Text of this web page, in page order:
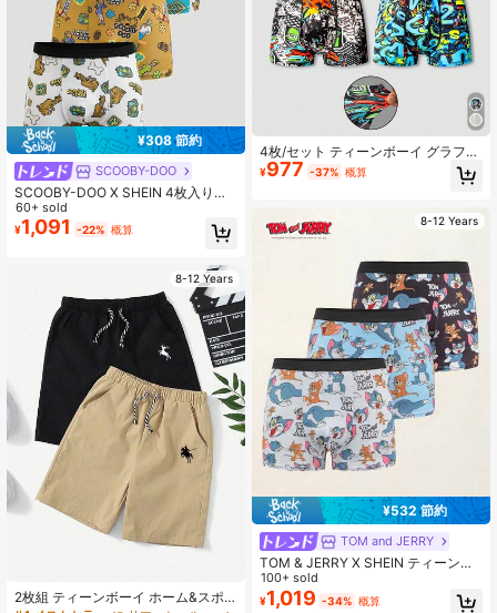
¥308 節約
SCOOBY-DOO
SCOOBY-DOO X SHEIN 4枚入りテ
ィーンボーイ カートゥーン柄 かわい
くて快適なボクサーブリーフ
60+ sold
¥1,091 -22% 概算
8-12 Years
2枚組 ティーンボーイ ホーム&スポ
4枚/セット ティーンボーイ グラフィ
ティ新聞柄 英語プリント ミニマル
カジュアル 快適 ソフト ボクサーブ
¥977 -37% 概算
8-12 Years
¥532 節約
TOM and JERRY
TOM & JERRY X SHEIN ティーンボ
ーイ用カートゥーン柄ボクサーパン
ツ
100+ sold
¥1,019 -34% 概算